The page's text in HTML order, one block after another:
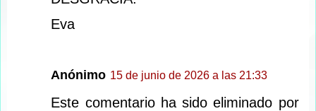
Eva
Anónimo 15 de junio de 2026 a las 21:33
Este comentario ha sido eliminado por